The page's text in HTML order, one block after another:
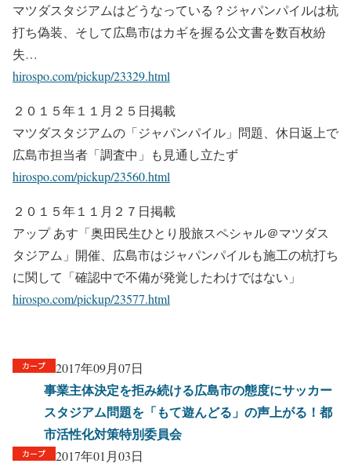
マツダスタジアムはどうなっている？ジャパンパイルは杭
打ち偽装、そして広島市はカギを握る公文書を数百枚紛
失…
hirospo.com/pickup/23329.html
２０１５年１１月２５日掲載
マツダスタジアムの「ジャパンパイル」問題、休日返上で
広島市担当者「調査中」も見通し立たず
hirospo.com/pickup/23560.html
２０１５年１１月２７日掲載
アップ あす「奥田民生ひとり股旅スペシャル＠マツダス
タジアム」開催、広島市はジャパンパイルも施工の杭打ち
に関して「確認中で不備が発覚したわけではない」
hirospo.com/pickup/23577.html
2017年09月07日
事業主体決定を拒み続ける広島市の態度にサッカー
スタジアム問題を「もて遊んどる」の声上がる！都
市活性化対策特別委員会
2017年01月03日